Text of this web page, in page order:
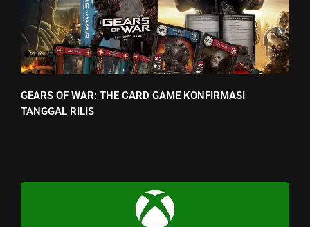
GEARS OF WAR: THE CARD GAME KONFIRMASI
TANGGAL RILIS